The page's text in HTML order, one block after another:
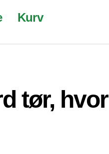
Kurv
tør, hvor